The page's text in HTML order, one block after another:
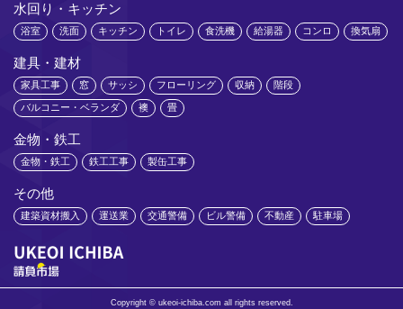
水回り・キッチン
浴室 洗面 キッチン トイレ 食洗機 給湯器 コンロ 換気扇
建具・建材
家具工事 窓 サッシ フローリング 収納 階段
バルコニー・ベランダ 襖 畳
金物・鉄工
金物・鉄工 鉄工工事 製缶工事
その他
建築資材搬入 運送業 交通警備 ビル警備 不動産 駐車場
Copyright © ukeoi-ichiba.com all rights reserved.